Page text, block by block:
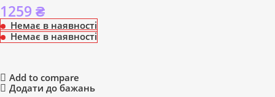
1259 ₴
Немає в наявності
Немає в наявності
Add to compare
Додати до бажань